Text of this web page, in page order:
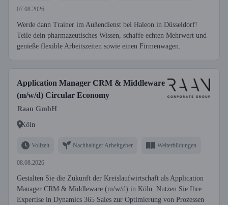
07.08.2026
Werde dann Trainer im Außendienst bei Haleon in Düsseldorf!
Teile dein pharmazeutisches Wissen, schaffe echten Mehrwert und
genieße flexible Arbeitszeiten sowie einen Firmenwagen.
Application Manager CRM & Middleware
(m/w/d) Circular Economy
Raan GmbH
Köln
Vollzeit Nachhaltiger Arbeitgeber Weiterbildungen
08.08.2026
Gestalten Sie die Zukunft der Kreislaufwirtschaft als Application
Manager CRM & Middleware (m/w/d) in Köln. Nutzen Sie Ihre
Expertise in Dynamics 365 Sales zur Optimierung von Prozessen